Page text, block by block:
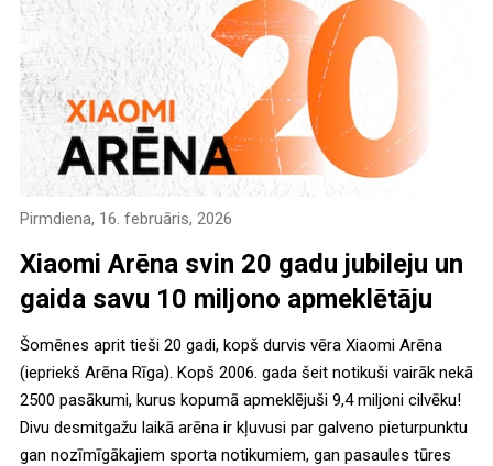
Pirmdiena, 16. februāris, 2026
Xiaomi Arēna svin 20 gadu jubileju un
gaida savu 10 miljono apmeklētāju
Šomēnes aprit tieši 20 gadi, kopš durvis vēra Xiaomi Arēna
(iepriekš Arēna Rīga). Kopš 2006. gada šeit notikuši vairāk nekā
2500 pasākumi, kurus kopumā apmeklējuši 9,4 miljoni cilvēku!
Divu desmitgažu laikā arēna ir kļuvusi par galveno pieturpunktu
gan nozīmīgākajiem sporta notikumiem, gan pasaules tūres